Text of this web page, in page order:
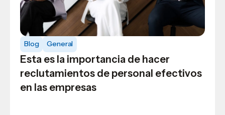
Blog General
Esta es la importancia de hacer
reclutamientos de personal efectivos
en las empresas
Blog
Así se logra la medalla de honor a la
excelencia y medalla de honor en
USAP